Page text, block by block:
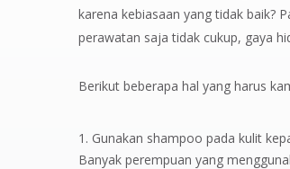
karena kebiasaan yang tidak baik?
perawatan saja tidak cukup, gaya
Berikut beberapa hal yang harus
Gunakan shampoo pada kulit
Banyak perempuan yang